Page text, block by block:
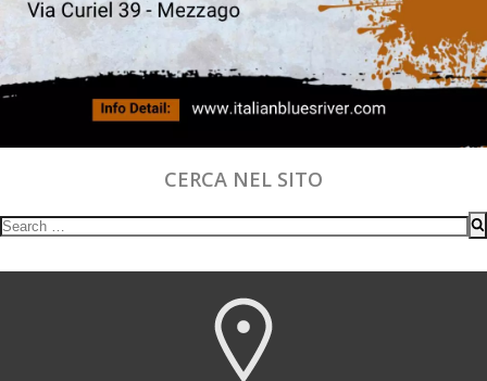
CERCA NEL SITO
Search